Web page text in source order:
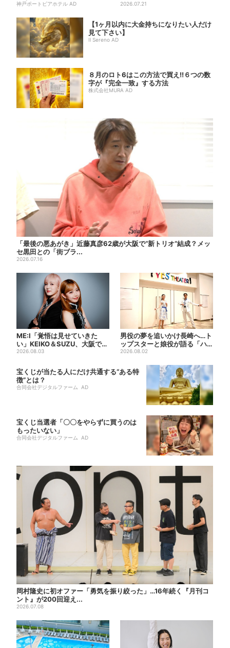
神戸ポートピアホテル AD
汗だく「どうかしてまし...
2026.07.21
【1ヶ月以内に大金持ちになりたい人だけ
見て下さい】
Il Sereno AD
８月のロト6はこの方法で買え!!６つの数
字が『完全一致』する方法
株式会社MURA AD
「最後の悪あがき」近藤真彦62歳が大阪で“新トリオ”結成？メッ
セ黒田との「街ブラ...
2026.07.16
ME:I「覚悟は見せていきた
い」KEIKO＆SUZU、大阪で語
る…“日プ女子”か...
2026.08.03
男役の夢を追いかけ長崎へ…ト
ップスターと娘役が語る「ハ
ウステンボス歌劇団」とは？...
2026.08.02
宝くじが当たる人にだけ共通する“ある特
徴”とは？
合同会社デジタルファーム AD
宝くじ当選者「〇〇をやらずに買うのは
もったいない」
合同会社デジタルファーム AD
岡村隆史に初オファー「勇気を振り絞った」…16年続く『月刊コ
ント』が200回迎え...
2026.07.08